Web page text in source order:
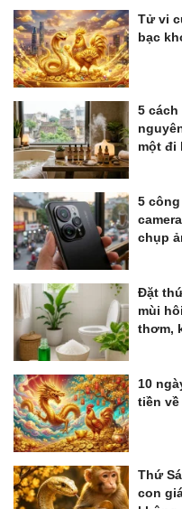
Tử vi
bạc
5
một đi
5
chụp
Đặt
mùi
thơm,
10
tiền
Thứ
con